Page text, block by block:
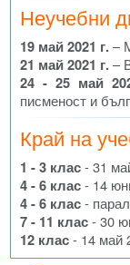
Неучебни
19 май 2021 г.–
21 май 2021 г.–
24 - 25 май
писменост и
Край на
1 - 3 клас- 31
4 - 6 клас- 14
4 - 6 клас-
7 - 11 клас- 30
12 клас- 14 май